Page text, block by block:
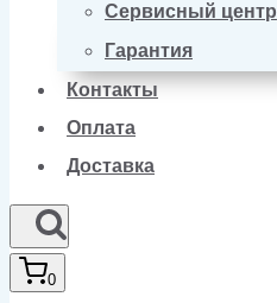
Сервисный центр
Гарантия
Контакты
Оплата
Доставка
0